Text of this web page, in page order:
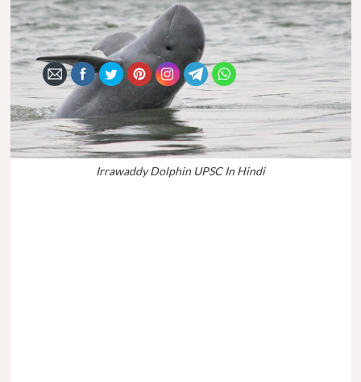
Irrawaddy Dolphin UPSC In Hindi